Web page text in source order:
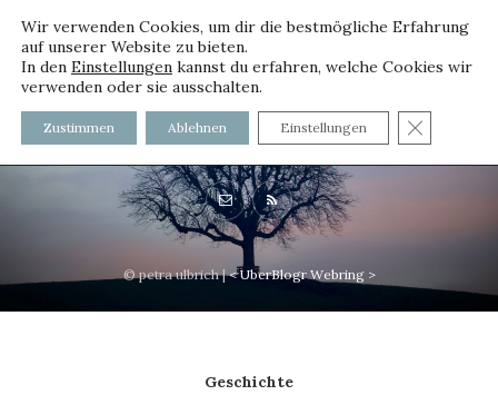
voller worte - mit und ohne
Innenfutter
© petra ulbrich |< UberBlogr Webring >
Geschichte
Wir verwenden Cookies, um dir die bestmögliche Erfahrung
auf unserer Website zu bieten.
In den Einstellungen kannst du erfahren, welche Cookies wir
verwenden oder sie ausschalten.
Zustimmen Ablehnen Einstellungen GDPR